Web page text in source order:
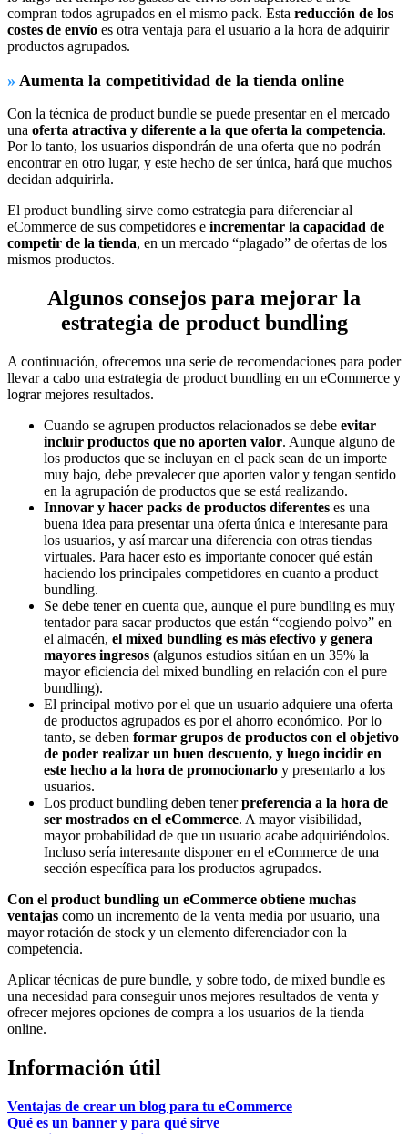
compran todos agrupados en el mismo pack. Esta reducción de los
costes de envío es otra ventaja para el usuario a la hora de adquirir
productos agrupados.
» Aumenta la competitividad de la tienda online
Con la técnica de product bundle se puede presentar en el mercado
una oferta atractiva y diferente a la que oferta la competencia.
Por lo tanto, los usuarios dispondrán de una oferta que no podrán
encontrar en otro lugar, y este hecho de ser única, hará que muchos
decidan adquirirla.
El product bundling sirve como estrategia para diferenciar al
eCommerce de sus competidores e incrementar la capacidad de
competir de la tienda, en un mercado “plagado” de ofertas de los
mismos productos.
Algunos consejos para mejorar la
estrategia de product bundling
A continuación, ofrecemos una serie de recomendaciones para poder
llevar a cabo una estrategia de product bundling en un eCommerce y
lograr mejores resultados.
Cuando se agrupen productos relacionados se debe evitar
incluir productos que no aporten valor. Aunque alguno de
los productos que se incluyan en el pack sean de un importe
muy bajo, debe prevalecer que aporten valor y tengan sentido
en la agrupación de productos que se está realizando.
Innovar y hacer packs de productos diferentes es una
buena idea para presentar una oferta única e interesante para
los usuarios, y así marcar una diferencia con otras tiendas
virtuales. Para hacer esto es importante conocer qué están
haciendo los principales competidores en cuanto a product
bundling.
Se debe tener en cuenta que, aunque el pure bundling es muy
tentador para sacar productos que están “cogiendo polvo” en
el almacén, el mixed bundling es más efectivo y genera
mayores ingresos (algunos estudios sitúan en un 35% la
mayor eficiencia del mixed bundling en relación con el pure
bundling).
El principal motivo por el que un usuario adquiere una oferta
de productos agrupados es por el ahorro económico. Por lo
tanto, se deben formar grupos de productos con el objetivo
de poder realizar un buen descuento, y luego incidir en
este hecho a la hora de promocionarlo y presentarlo a los
usuarios.
Los product bundling deben tenerpreferencia a la hora de
ser mostrados en el eCommerce. A mayor visibilidad,
mayor probabilidad de que un usuario acabe adquiriéndolos.
Incluso sería interesante disponer en el eCommerce de una
sección específica para los productos agrupados.
Con el product bundling un eCommerce obtiene muchas
ventajas como un incremento de la venta media por usuario, una
mayor rotación de stock y un elemento diferenciador con la
competencia.
Aplicar técnicas de pure bundle, y sobre todo, de mixed bundle es
una necesidad para conseguir unos mejores resultados de venta y
ofrecer mejores opciones de compra a los usuarios de la tienda
online.
Información útil
Ventajas de crear un blog para tu eCommerce
Qué es un banner y para qué sirve